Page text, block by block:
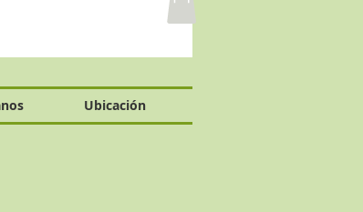
Ubicación